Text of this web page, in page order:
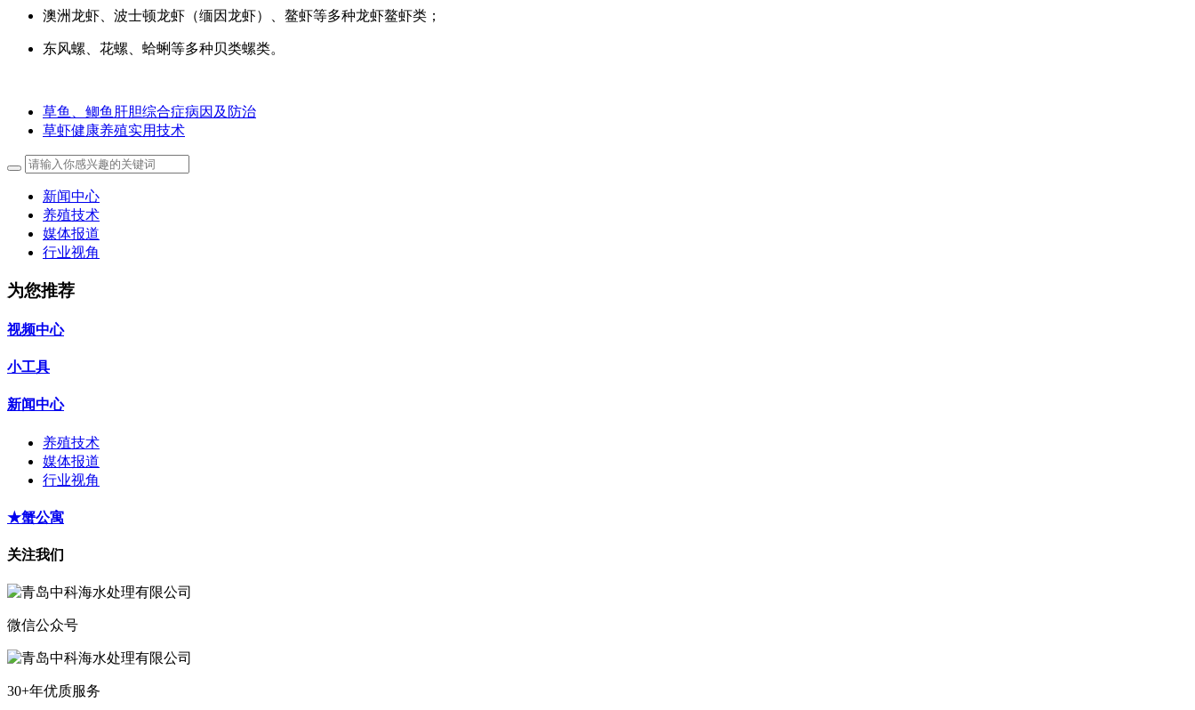
澳洲龙虾、波士顿龙虾（缅因龙虾）、鳌虾等多种龙虾鳌虾类；
东风螺、花螺、蛤蜊等多种贝类螺类。
草鱼、鲫鱼肝胆综合症病因及防治
草虾健康养殖实用技术
新闻中心
养殖技术
媒体报道
行业视角
为您推荐
视频中心
小工具
新闻中心
养殖技术
媒体报道
行业视角
★蟹公寓
关注我们
微信公众号
30+年优质服务